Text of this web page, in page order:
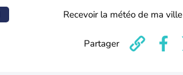
Recevoir la météo de ma ville
Partager